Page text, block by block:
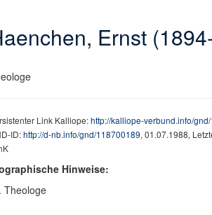
Ernst
Link Kalliope:http://kalliope-verbund.info/
ID:http://d-nb.info/gnd/118700189, 01.07.1988,
Hinweise:
Theologe